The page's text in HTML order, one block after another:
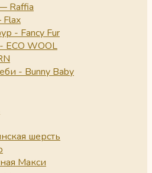
Raffia
- Fancy Fur
ECO WOOL
- Bunny Baby
шерсть
Макси